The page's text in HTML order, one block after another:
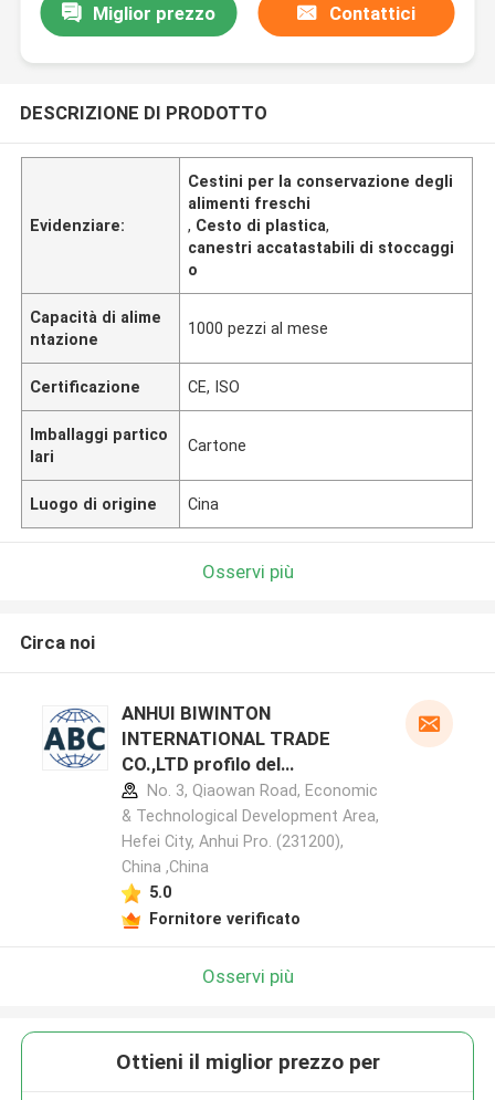
Miglior prezzo Contattici
DESCRIZIONE DI PRODOTTO
Evidenziare:
Cestini per la conservazione degli
alimenti freschi
, Cesto di plastica,
canestri accatastabili di stoccaggi
o
Capacità di alime
ntazione
1000 pezzi al mese
Certificazione CE, ISO
Imballaggi partico
lari
Cartone
Luogo di origine Cina
Osservi più
Circa noi
ANHUI BIWINTON
INTERNATIONAL TRADE
CO.,LTD profilo del
produttore
No. 3, Qiaowan Road, Economic
& Technological Development Area,
Hefei City, Anhui Pro. (231200),
China ,China
5.0
Fornitore verificato
Osservi più
Ottieni il miglior prezzo per